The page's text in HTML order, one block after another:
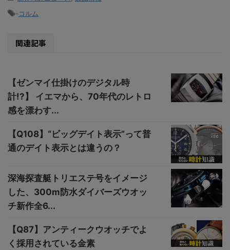
-コルム
関連記事
【ゼンマイ仕掛けのデジタル時
計!?】 イエマから、70年代のレトロ
感を漂わす...
【Q108】“ビッグデイト表示”って普
通のデイト表示とは違うの？
深海探査艇トリエステ号をイメージ
した、300m防水ダイバーズウオッ
チ新作全6...
【Q87】アンティークウオッチでよ
く採用されている金素